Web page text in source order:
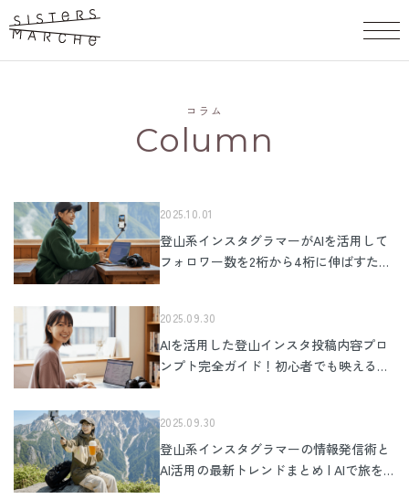
コラム
Column
2025.10.01
登山系インスタグラマーがAIを活用して
フォロワー数を2桁から4桁に伸ばすため
2025.09.30
AIを活用した登山インスタ投稿内容プロ
ンプト完全ガイド！初心者でも映える写
2025.09.30
登山系インスタグラマーの情報発信術と
AI活用の最新トレンドまとめ | AIで旅を